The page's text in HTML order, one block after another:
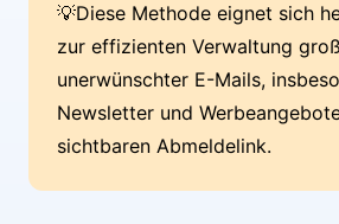
💡Diese Methode eignet sich
zur effizienten Verwaltung
unerwünschter E-Mails,
Newsletter und
sichtbaren Abmeldelink.